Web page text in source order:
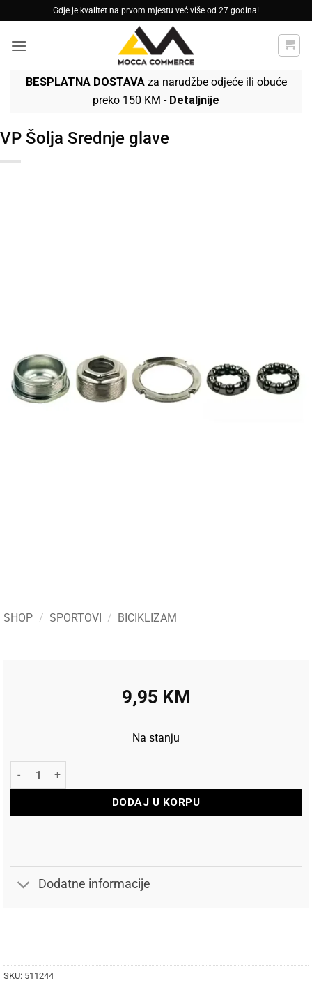
to
content
Gdje je kvalitet na prvom mjestu već više od 27 godina!
BESPLATNA DOSTAVAza narudžbe odjeće ili obuće
preko 150 KM - Detaljnije
VP Šolja Srednje glave
SHOP / SPORTOVI / BICIKLIZAM
9,95 KM
Na stanju
VP Šolja Srednje glave količina
DODAJ U KORPU
Dodatne informacije
SKU: 511244